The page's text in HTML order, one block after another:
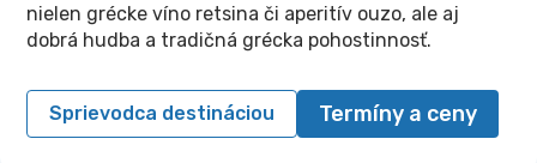
nielen grécke víno retsina či aperitív ouzo, ale aj
dobrá hudba a tradičná grécka pohostinnosť.
Sprievodca destináciou Termíny a ceny